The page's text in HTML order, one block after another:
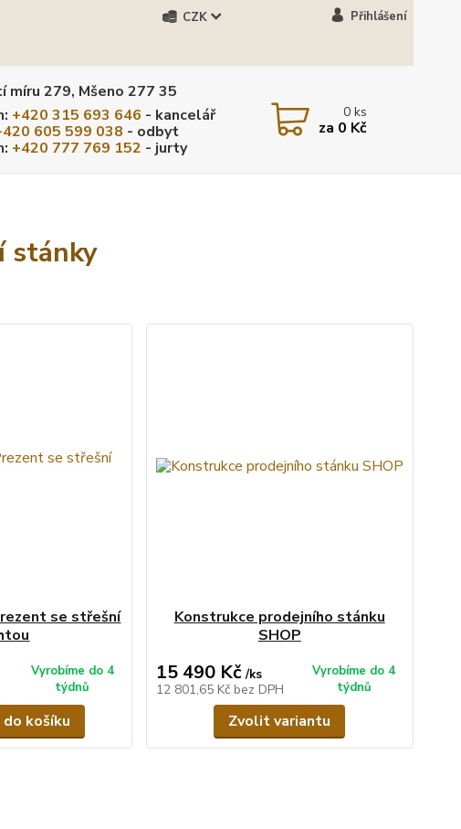
CZK Přihlášení
míru 279, Mšeno 277 35
+420 315 693 646 - kancelář
605 599 038 - odbyt
+420 777 769 152 - jurty
0ks
za 0 Kč
stánky
se střešní
Vyrobíme do 4
týdnů
košíku
Konstrukce prodejního stánku
SHOP
15 490 Kč /ks
12 801,65 Kč bez DPH
Vyrobíme do 4
týdnů
Zvolit variantu